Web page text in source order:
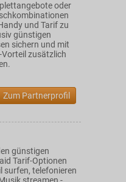
oder
und Tarif zu
günstigen
sichern und mit
Vorteil zusätzlich
Zum Partnerprofil
günstigen
Tarif-Optionen
surfen, telefonieren